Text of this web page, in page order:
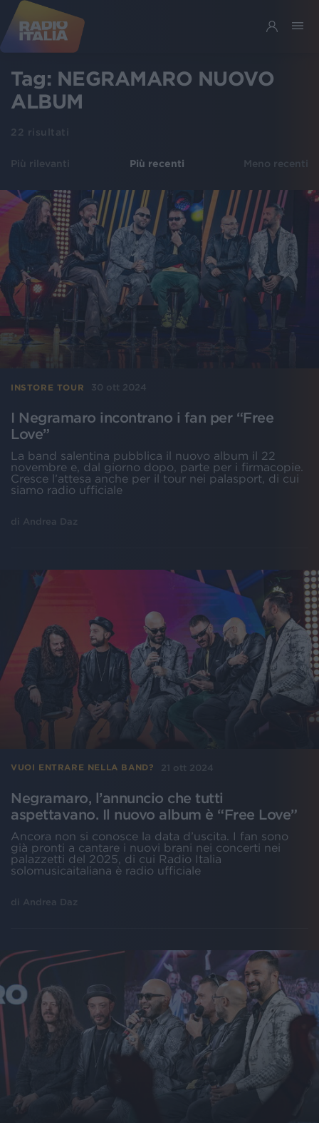
Tag: NEGRAMARO NUOVO
ALBUM
22 risultati
Più rilevanti Più recenti Meno recenti
INSTORE TOUR 30 ott 2024
I Negramaro incontrano i fan per “Free
Love”
La band salentina pubblica il nuovo album il 22
novembre e, dal giorno dopo, parte per i firmacopie.
Cresce l’attesa anche per il tour nei palasport, di cui
siamo radio ufficiale
di Andrea Daz
VUOI ENTRARE NELLA BAND? 21 ott 2024
Negramaro, l’annuncio che tutti
aspettavano. Il nuovo album è “Free Love”
Ancora non si conosce la data d’uscita. I fan sono
già pronti a cantare i nuovi brani nei concerti nei
palazzetti del 2025, di cui Radio Italia
solomusicaitaliana è radio ufficiale
di Andrea Daz